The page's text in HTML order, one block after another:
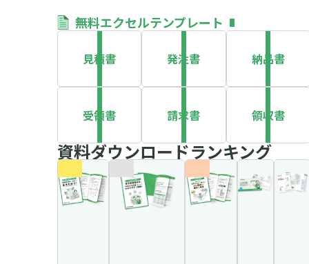
無料エクセルテンプレート
見積書 発注書 納品書
受領書 請求書 領収書
資料ダウンロードランキング